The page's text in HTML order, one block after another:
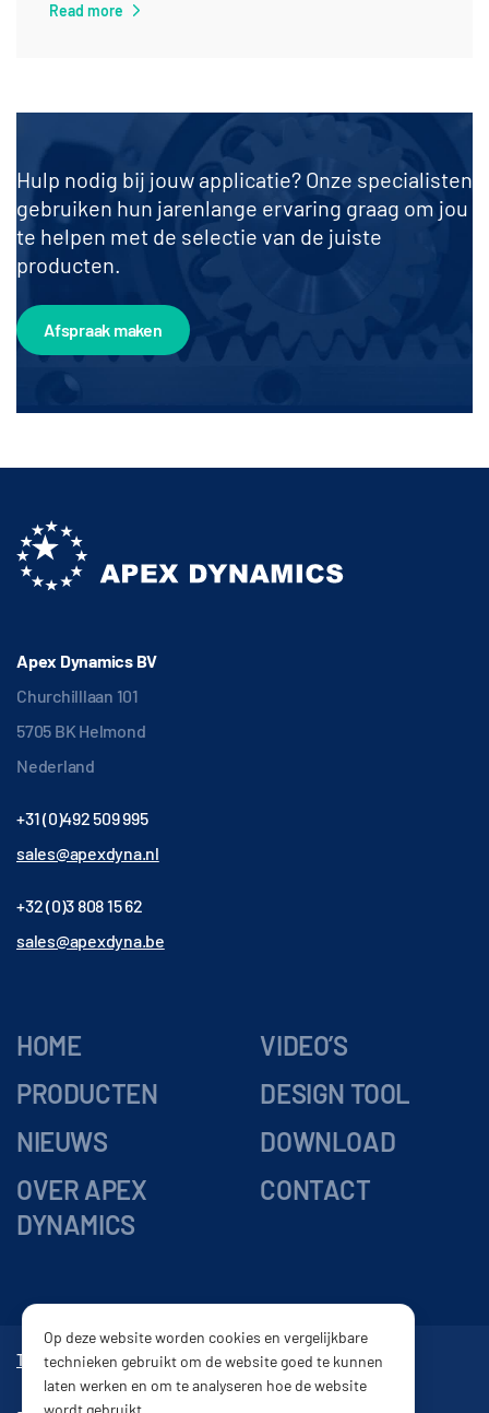
Read more
Hulp nodig bij jouw applicatie? Onze specialisten
gebruiken hun jarenlange ervaring graag om jou
te helpen met de selectie van de juiste
producten.
Afspraak maken
Apex Dynamics BV
Churchilllaan 101
5705 BK Helmond
Nederland
+31 (0)492 509 995
sales@apexdyna.nl
+32 (0)3 808 15 62
sales@apexdyna.be
HOME
PRODUCTEN
NIEUWS
OVER APEX
DYNAMICS
VIDEO’S
DESIGN TOOL
DOWNLOAD
CONTACT
Tandwielkasten Vertragingskasten Reductor Tandheugel
Op deze website worden cookies en vergelijkbare
technieken gebruikt om de website goed te kunnen
laten werken en om te analyseren hoe de website
wordt gebruikt.